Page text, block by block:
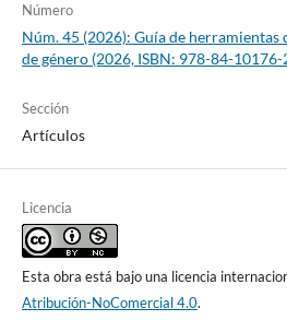
Número
Núm. 45 (2026): Guía de herramientas
de género (2026, ISBN: 978-84-10176-
Sección
Artículos
Licencia
Esta obra está bajo una licencia
Atribución-NoComercial 4.0.